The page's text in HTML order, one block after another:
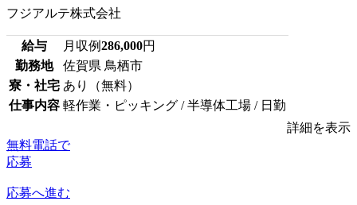
フジアルテ株式会社
給与 月収例286,000円
勤務地
佐賀県 鳥栖市
寮・社宅 あり（無料）
仕事内容 軽作業・ピッキング / 半導体工場 / 日勤
詳細を表示
無料電話で
応募
応募へ進む